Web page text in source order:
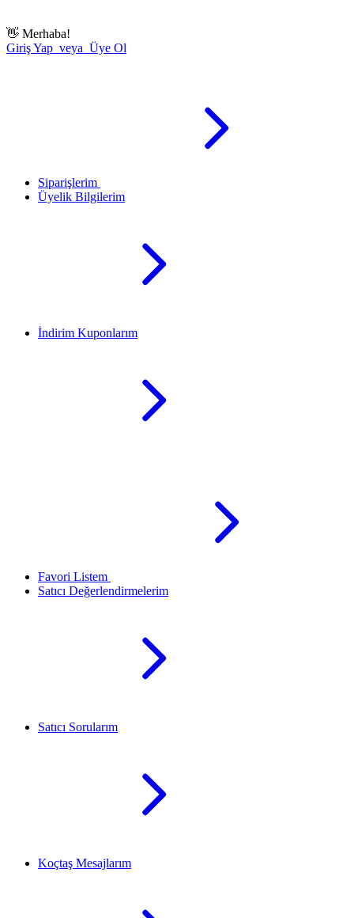
👋 Merhaba!
Giriş Yap veya Üye Ol
Siparişlerim
Üyelik Bilgilerim
İndirim Kuponlarım
Favori Listem
Satıcı Değerlendirmelerim
Satıcı Sorularım
Koçtaş Mesajlarım